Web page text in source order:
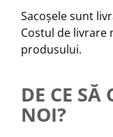
Sacoșele sunt
Costul de livrare
produsului.
DE CE SĂ
NOI?